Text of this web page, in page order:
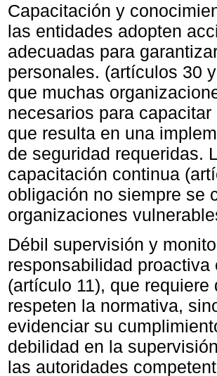
Capacitación y
las entidades adopten
adecuadas para
personales. (artículos 30
que muchas
necesarios para
que resulta en una
de seguridad requeridas.
capacitación continua
obligación no siempre se
organizaciones
Débil supervisión y
responsabilidad
(artículo 11), que
respeten la normativa,
evidenciar su
debilidad en la
las autoridades